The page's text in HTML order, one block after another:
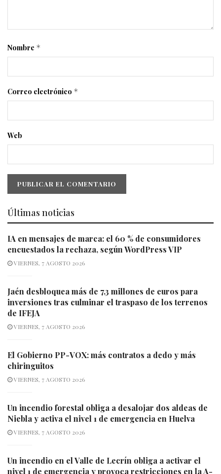
Nombre *
Correo electrónico *
Web
Últimas noticias
IA en mensajes de marca: el 60 % de consumidores
encuestados la rechaza, según WordPress VIP
VIERNES, 7 AGOSTO 2026
Jaén desbloquea más de 7,3 millones de euros para
inversiones tras culminar el traspaso de los terrenos
de IFEJA
VIERNES, 7 AGOSTO 2026
El Gobierno PP-VOX: más contratos a dedo y más
chiringuitos
VIERNES, 7 AGOSTO 2026
Un incendio forestal obliga a desalojar dos aldeas de
Niebla y activa el nivel 1 de emergencia en Huelva
VIERNES, 7 AGOSTO 2026
Un incendio en el Valle de Lecrín obliga a activar el
nivel 1 de emergencia y provoca restricciones en la A-